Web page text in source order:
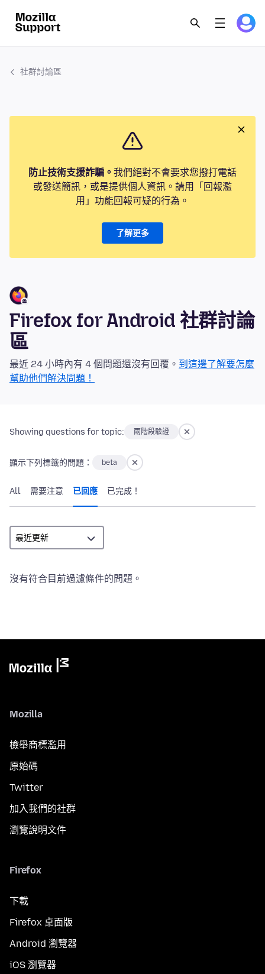
社群討論區
防止技術支援詐騙。 我們絕對不會要求您撥打電話
或發送簡訊，或是提供個人資訊。請用「回報濫
用」功能回報可疑的行為。
了解更多
Firefox for Android 社群討論
區
最近 24 小時內有 4 個問題還沒有回覆。 到這邊了解要怎麼
幫助他們解決問題！
Showing questions for topic: 兩階段驗證
顯示下列標籤的問題： beta
All 需要注意 已回應 已完成！
沒有符合目前過濾條件的問題。
Mozilla
檢舉商標濫用
原始碼
Twitter
加入我們的社群
瀏覽說明文件
Firefox
下載
Firefox 桌面版
Android 瀏覽器
iOS 瀏覽器